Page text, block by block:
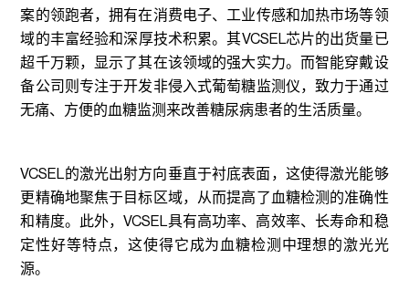
案的领跑者，拥有在消费电子、工业传感和加热市场等领
域的丰富经验和深厚技术积累。其VCSEL芯片的出货量已
超千万颗，显示了其在该领域的强大实力。而智能穿戴设
备公司则专注于开发非侵入式葡萄糖监测仪，致力于通过
无痛、方便的血糖监测来改善糖尿病患者的生活质量。
VCSEL的激光出射方向垂直于衬底表面，这使得激光能够
更精确地聚焦于目标区域，从而提高了血糖检测的准确性
和精度。此外，VCSEL具有高功率、高效率、长寿命和稳
定性好等特点，这使得它成为血糖检测中理想的激光光
源。